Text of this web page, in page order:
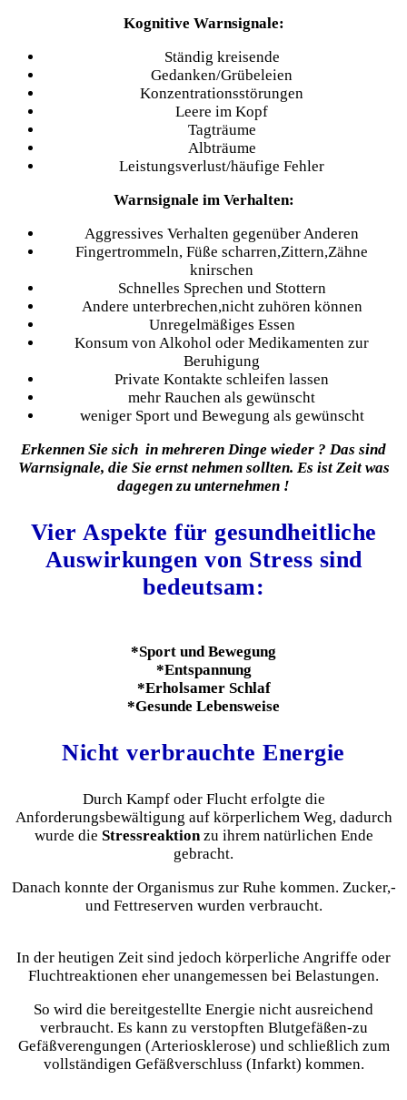
Kognitive Warnsignale:
Ständig kreisende
Gedanken/Grübeleien
Konzentrationsstörungen
Leere im Kopf
Tagträume
Albträume
Leistungsverlust/häufige Fehler
Warnsignale im Verhalten:
Aggressives Verhalten gegenüber Anderen
Fingertrommeln, Füße scharren,Zittern,Zähne
knirschen
Schnelles Sprechen und Stottern
Andere unterbrechen,nicht zuhören können
Unregelmäßiges Essen
Konsum von Alkohol oder Medikamenten zur
Beruhigung
Private Kontakte schleifen lassen
mehr Rauchen als gewünscht
weniger Sport und Bewegung als gewünscht
Erkennen Sie sich in mehreren Dinge wieder ? Das sind
Warnsignale, die Sie ernst nehmen sollten. Es ist Zeit was
dagegen zu unternehmen !
Vier Aspekte für gesundheitliche
Auswirkungen von Stress sind
bedeutsam:
*Sport und Bewegung
*Entspannung
*Erholsamer Schlaf
*Gesunde Lebensweise
Nicht verbrauchte Energie
Durch Kampf oder Flucht erfolgte die
Anforderungsbewältigung auf körperlichem Weg, dadurch
wurde die Stressreaktionzu ihrem natürlichen Ende
gebracht.
Danach konnte der Organismus zur Ruhe kommen. Zucker,-
und Fettreserven wurden verbraucht.
In der heutigen Zeit sind jedoch körperliche Angriffe oder
Fluchtreaktionen eher unangemessen bei Belastungen.
So wird die bereitgestellte Energie nicht ausreichend
verbraucht. Es kann zu verstopften Blutgefäßen-zu
Gefäßverengungen (Arteriosklerose) und schließlich zum
vollständigen Gefäßverschluss (Infarkt) kommen.